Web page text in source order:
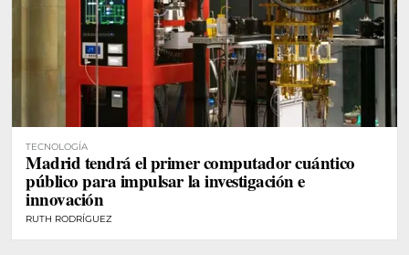
TECNOLOGÍA
Madrid tendrá el primer computador cuántico
público para impulsar la investigación e
innovación
RUTH RODRÍGUEZ